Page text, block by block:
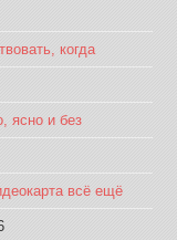
когда
ясно и без
всё ещё